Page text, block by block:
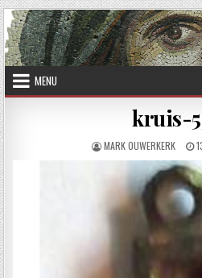
Skip to content
MENU
kruis-
AUTHOR:
MARK OUWERKERK